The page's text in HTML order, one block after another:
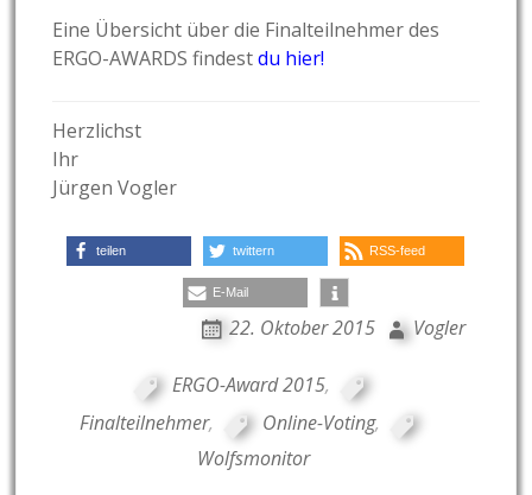
Eine Übersicht über die Finalteilnehmer des
ERGO-AWARDS findestdu hier!
Herzlichst
Ihr
Jürgen Vogler
teilen twittern RSS-feed
E-Mail
22. Oktober 2015 Vogler
ERGO-Award 2015,
Finalteilnehmer, Online-Voting,
Wolfsmonitor